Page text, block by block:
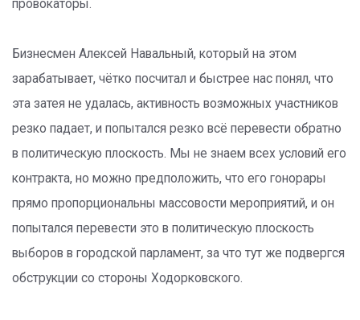
провокаторы.
Бизнесмен Алексей Навальный, который на этом
зарабатывает, чётко посчитал и быстрее нас понял, что
эта затея не удалась, активность возможных участников
резко падает, и попытался резко всё перевести обратно
в политическую плоскость. Мы не знаем всех условий его
контракта, но можно предположить, что его гонорары
прямо пропорциональны массовости мероприятий, и он
попытался перевести это в политическую плоскость
выборов в городской парламент, за что тут же подвергся
обструкции со стороны Ходорковского.